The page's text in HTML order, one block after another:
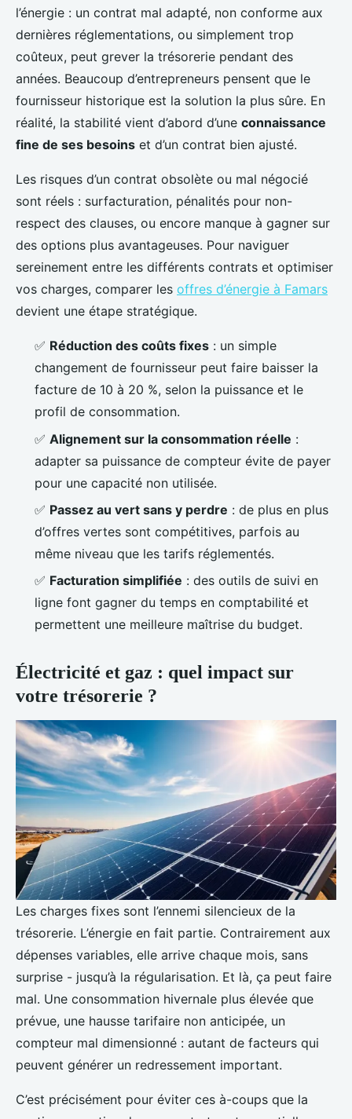
l’énergie : un contrat mal adapté, non conforme aux
dernières réglementations, ou simplement trop
coûteux, peut grever la trésorerie pendant des
années. Beaucoup d’entrepreneurs pensent que le
fournisseur historique est la solution la plus sûre. En
réalité, la stabilité vient d’abord d’une connaissance
fine de ses besoins et d’un contrat bien ajusté.
Les risques d’un contrat obsolète ou mal négocié
sont réels : surfacturation, pénalités pour non-
respect des clauses, ou encore manque à gagner sur
des options plus avantageuses. Pour naviguer
sereinement entre les différents contrats et optimiser
vos charges, comparer les offres d’énergie à Famars
devient une étape stratégique.
✅ Réduction des coûts fixes : un simple
changement de fournisseur peut faire baisser la
facture de 10 à 20 %, selon la puissance et le
profil de consommation.
✅ Alignement sur la consommation réelle :
adapter sa puissance de compteur évite de payer
pour une capacité non utilisée.
✅ Passez au vert sans y perdre : de plus en plus
d’offres vertes sont compétitives, parfois au
même niveau que les tarifs réglementés.
✅ Facturation simplifiée : des outils de suivi en
ligne font gagner du temps en comptabilité et
permettent une meilleure maîtrise du budget.
Électricité et gaz : quel impact sur
votre trésorerie ?
Les charges fixes sont l’ennemi silencieux de la
trésorerie. L’énergie en fait partie. Contrairement aux
dépenses variables, elle arrive chaque mois, sans
surprise - jusqu’à la régularisation. Et là, ça peut faire
mal. Une consommation hivernale plus élevée que
prévue, une hausse tarifaire non anticipée, un
compteur mal dimensionné : autant de facteurs qui
peuvent générer un redressement important.
C’est précisément pour éviter ces à-coups que la